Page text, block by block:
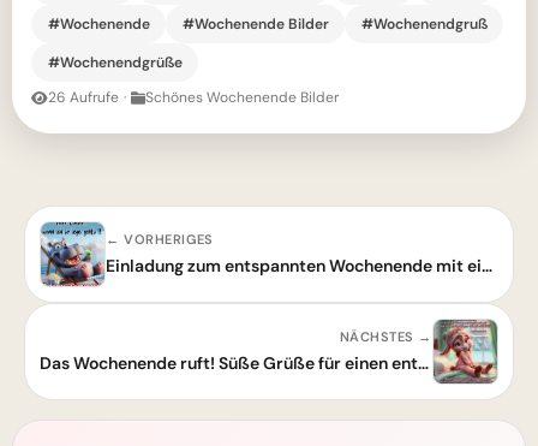
#Wochenende
#Wochenende Bilder
#Wochenendgruß
#Wochenendgrüße
26 Aufrufe · Schönes Wochenende Bilder
← VORHERIGES
Einladung zum entspannten Wochenende mit einem lustigen Nilpferd
NÄCHSTES →
Das Wochenende ruft! Süße Grüße für einen entspannten Start